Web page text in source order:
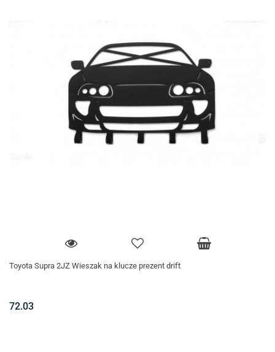
Toyota Supra 2JZ Wieszak na klucze prezent drift
72.03